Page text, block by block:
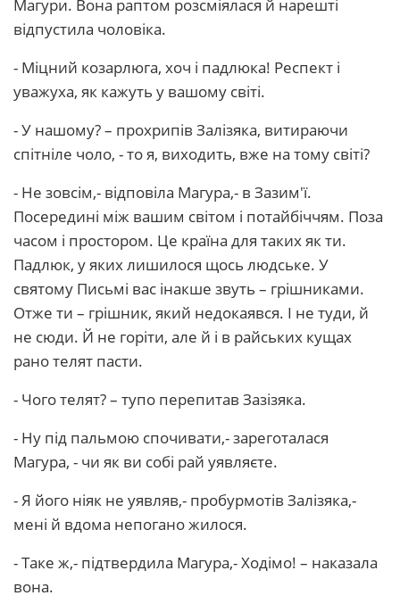
Магури. Вона раптом розсміялася й нарешті
відпустила чоловіка.
- Міцний козарлюга, хоч і падлюка! Респект і
уважуха, як кажуть у вашому світі.
- У нашому? – прохрипів Залізяка, витираючи
спітніле чоло, - то я, виходить, вже на тому світі?
- Не зовсім,- відповіла Магура,- в Зазим'ї.
Посередині між вашим світом і потайбіччям. Поза
часом і простором. Це країна для таких як ти.
Падлюк, у яких лишилося щось людське. У
святому Письмі вас інакше звуть – грішниками.
Отже ти – грішник, який недокаявся. І не туди, й
не сюди. Й не горіти, але й і в райських кущах
рано телят пасти.
- Чого телят? – тупо перепитав Зазізяка.
- Ну під пальмою спочивати,- зареготалася
Магура, - чи як ви собі рай уявляєте.
- Я його ніяк не уявляв,- пробурмотів Залізяка,-
мені й вдома непогано жилося.
- Таке ж,- підтвердила Магура,- Ходімо! – наказала
вона.